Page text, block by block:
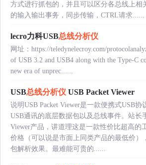
方式进行抓包的，并且可以区分各总线上相
的输入输出事务，同步传输，CTRL请求......
lecro力科USB总线分析仪
网址：https://teledynelecroy.com/
of USB 3.2 and USB4 along with the Type-C
new era of unprec......
USB总线分析仪 USB Packet Viewer
说明USB Packet Viewer是一款便携式USB协
USB通讯的底层数据包以及总线事件。站长
Viewer产品，讲道理这是一款性价比超高的
价格（可以说是市面上同类产品的最低价）
包解析效果。最难能可贵的......